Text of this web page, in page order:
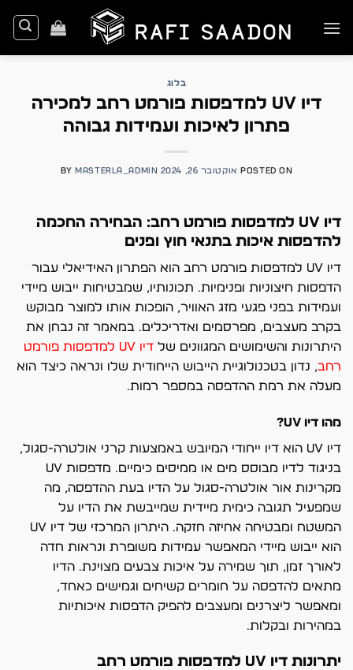
to
בלוג
דיו UV למדפסות פורמט רחב למכירה
פתרון לאיכות ועמידות גבוהה
POSTED ON אוקטובר 26, 2024 BY MASTERLA_ADMIN
דיו UV למדפסות פורמט רחב: הבחירה החכמה
להדפסות איכות בתנאי חוץ ופנים
דיו UV למדפסות פורמט רחב הוא הפתרון האידיאלי עבור
הדפסות חיצוניות ופנימיות. תכונותיו, שמבטיחות ייבוש מיידי
ועמידות בפני פגעי מזג האוויר, הופכות אותו למוצר מבוקש
בקרב מעצבים, מפרסמים ואדריכלים. במאמר זה נבחן את
היתרונות והשימושים המגוונים של
דיו UV למדפסות פורמט
רחב, נדון בטכנולוגיית הייבוש הייחודית שלו ונראה כיצד הוא
מעלה את רמת ההדפסה במספר רמות.
מהו דיו UV?
דיו UV הוא דיו ייחודי המיובש באמצעות קרני אולטרה-סגול,
בניגוד לדיו מבוסס מים או ממיסים כימיים. מדפסות UV
מקרינות אור אולטרה-סגול על הדיו בעת ההדפסה, מה
שמפעיל תגובה כימית מיידית שמייבשת את הדיו על
המשטח ומבטיחה אחיזה חזקה. היתרון המרכזי של דיו UV
הוא ייבוש מיידי המאפשר עמידות משופרת ונראות חדה
לאורך זמן, תוך שמירה על איכות צבעים מצוינת. הדיו
מתאים להדפסה על חומרים קשיחים וגמישים כאחד,
ומאפשר ליצרנים ומעצבים להפיק הדפסות איכותיות
במהירות ובקלות.
יתרונות דיו UV למדפסות פורמט רחב